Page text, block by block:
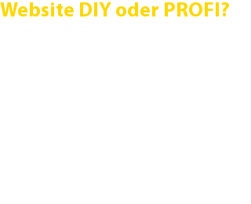
Website DIY oder PROFI?